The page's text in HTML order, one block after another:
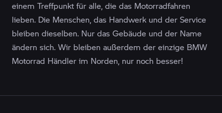
einem Treffpunkt für alle, die das Motorradfahren
lieben. Die Menschen, das Handwerk und der Service
bleiben dieselben. Nur das Gebäude und der Name
ändern sich. Wir bleiben außerdem der einzige BMW
Motorrad Händler im Norden, nur noch besser!